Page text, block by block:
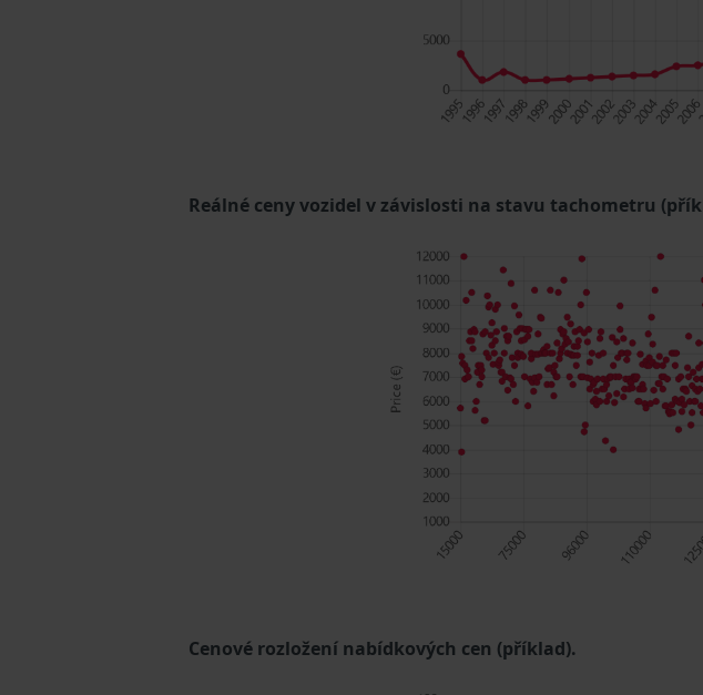
Reálné ceny vozidel v závislosti na stavu tachometru
Cenové rozložení nabídkových cen (příklad).